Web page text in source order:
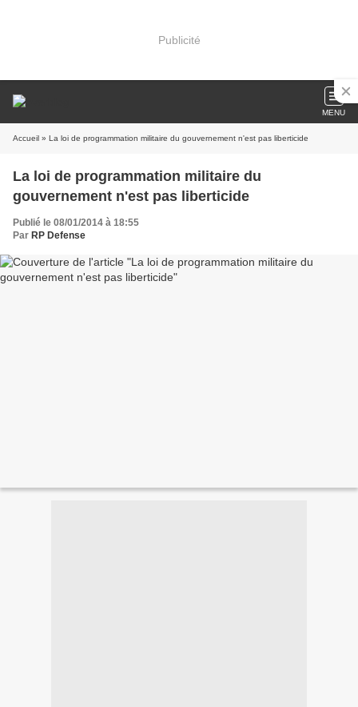
Publicité
MENU
Accueil » La loi de programmation militaire du gouvernement n'est pas liberticide
La loi de programmation militaire du
gouvernement n'est pas liberticide
Publié le 08/01/2014 à 18:55
Par RP Defense